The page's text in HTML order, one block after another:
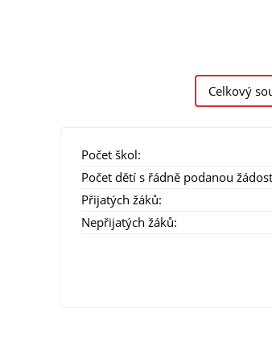
Celkový
Počet škol:
Počet dětí s řádně podanou
Přijatých žáků:
Nepřijatých žáků: